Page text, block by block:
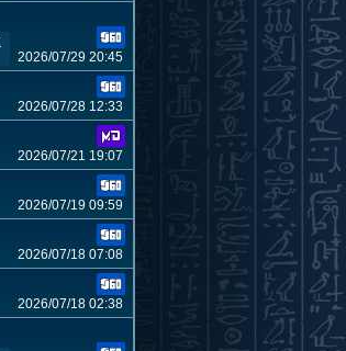
2026/07/29 20:45
2026/07/28 12:33
2026/07/21 19:07
2026/07/19 09:59
2026/07/18 07:08
2026/07/18 02:38